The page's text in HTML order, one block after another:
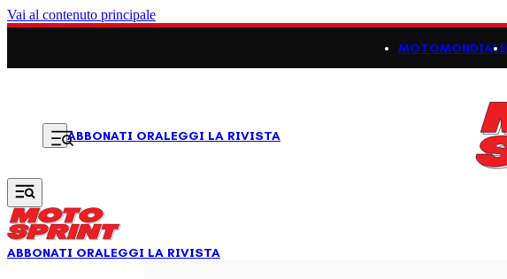
Vai al contenuto principale
MOTOMONDIALE
ABBONATI ORALEGGI LA RIVISTA
ABBONATI ORALEGGI LA RIVISTA